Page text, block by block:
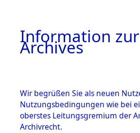
Information
Archives
Wir begrüßen Sie als neuen
Nutzungsbedingungen wie bei
oberstes Leitungsgremium der
Archivrecht.